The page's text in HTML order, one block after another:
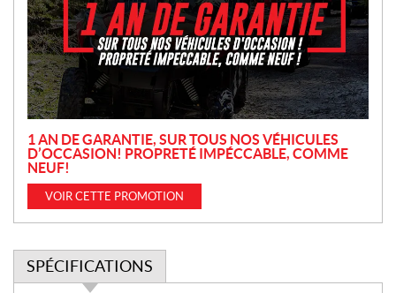
o
t
i
o
n
1 AN DE GARANTIE, SUR TOUS NOS VÉHICULES
D’OCCASION! PROPRETÉ IMPÉCCABLE, COMME
NEUF!
VOIR CETTE PROMOTION
SPÉCIFICATIONS